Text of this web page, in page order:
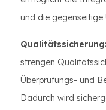
und die gegenseitige
Qualitätssicherung:
strengen
Überprüfungs- und
Dadurch wird